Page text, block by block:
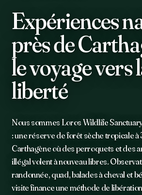
Expériences
près de
le voyage vers
liberté
Nous sommes Loros Wildlife
: une réserve de forêt sèche tropicale à
Carthagène où des perroquets et des
illégal volent à nouveau libres.
randonnée, quad, balades à cheval et
visite finance une méthode de